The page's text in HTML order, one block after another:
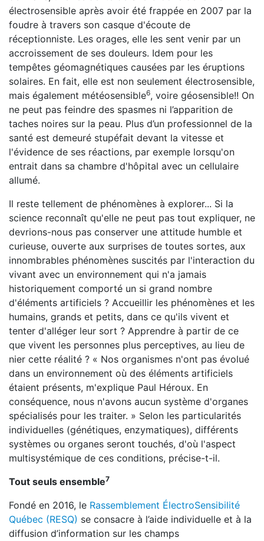
électrosensible après avoir été frappée en 2007 par la
foudre à travers son casque d'écoute de
réceptionniste. Les orages, elle les sent venir par un
accroissement de ses douleurs. Idem pour les
tempêtes géomagnétiques causées par les éruptions
solaires. En fait, elle est non seulement électrosensible,
mais également météosensible6, voire géosensible!! On
ne peut pas feindre des spasmes ni l’apparition de
taches noires sur la peau. Plus d’un professionnel de la
santé est demeuré stupéfait devant la vitesse et
l'évidence de ses réactions, par exemple lorsqu'on
entrait dans sa chambre d'hôpital avec un cellulaire
allumé.
Il reste tellement de phénomènes à explorer... Si la
science reconnaît qu'elle ne peut pas tout expliquer, ne
devrions-nous pas conserver une attitude humble et
curieuse, ouverte aux surprises de toutes sortes, aux
innombrables phénomènes suscités par l'interaction du
vivant avec un environnement qui n'a jamais
historiquement comporté un si grand nombre
d'éléments artificiels ? Accueillir les phénomènes et les
humains, grands et petits, dans ce qu'ils vivent et
tenter d'alléger leur sort ? Apprendre à partir de ce
que vivent les personnes plus perceptives, au lieu de
nier cette réalité ? « Nos organismes n'ont pas évolué
dans un environnement où des éléments artificiels
étaient présents, m'explique Paul Héroux. En
conséquence, nous n'avons aucun système d'organes
spécialisés pour les traiter. » Selon les particularités
individuelles (génétiques, enzymatiques), différents
systèmes ou organes seront touchés, d'où l'aspect
multisystémique de ces conditions, précise-t-il.
Tout seuls ensemble7
Fondé en 2016, le Rassemblement ÉlectroSensibilité
Québec (RESQ) se consacre à l’aide individuelle et à la
diffusion d’information sur les champs